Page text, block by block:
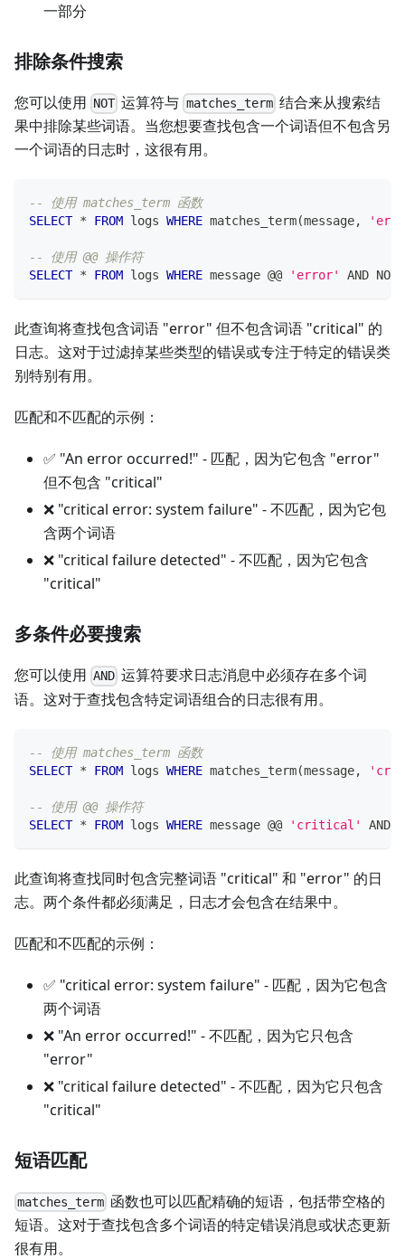
一部分
排除条件搜索
您可以使用 NOT 运算符与 matches_term结合来从搜索结
果中排除某些词语。当您想要查找包含一个词语但不包含另
一个词语的日志时，这很有用。
-- 使用 matches_term 函数
SELECT * FROM logs WHERE matches_term(message,
-- 使用 @@ 操作符
SELECT * FROM logs WHERE message @@ 'error' AND NOT
此查询将查找包含词语 "error" 但不包含词语 "critical" 的
日志。这对于过滤掉某些类型的错误或专注于特定的错误类
别特别有用。
匹配和不匹配的示例：
✅ "An error occurred!" - 匹配，因为它包含 "error"
但不包含 "critical"
❌ "critical error: system failure" - 不匹配，因为它包
含两个词语
❌ "critical failure detected" - 不匹配，因为它包含
"critical"
多条件必要搜索
您可以使用 AND 运算符要求日志消息中必须存在多个词
语。这对于查找包含特定词语组合的日志很有用。
-- 使用 matches_term 函数
SELECT * FROM logs WHERE matches_term(message,
-- 使用 @@ 操作符
SELECT * FROM logs WHERE message @@ 'critical' AND
此查询将查找同时包含完整词语 "critical" 和 "error" 的日
志。两个条件都必须满足，日志才会包含在结果中。
匹配和不匹配的示例：
✅ "critical error: system failure" - 匹配，因为它包含
两个词语
❌ "An error occurred!" - 不匹配，因为它只包含
"error"
❌ "critical failure detected" - 不匹配，因为它只包含
"critical"
短语匹配
matches_term 函数也可以匹配精确的短语，包括带空格的
短语。这对于查找包含多个词语的特定错误消息或状态更新
很有用。